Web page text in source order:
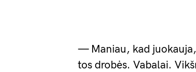
— Maniau, kad
tos drobės. Vabalai.